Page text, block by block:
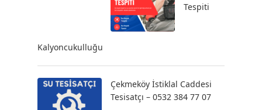
Tespiti
Kalyoncukulluğu
Çekmeköy İstiklal Caddesi
Tesisatçı – 0532 384 77 07